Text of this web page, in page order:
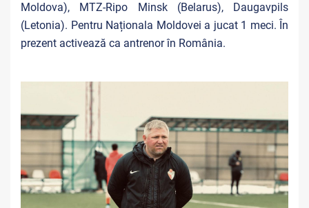
Moldova), MTZ-Ripo Minsk (Belarus), Daugavpils
(Letonia). Pentru Naționala Moldovei a jucat 1 meci. În
prezent activează ca antrenor în România.